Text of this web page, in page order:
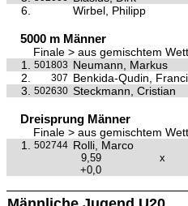
6.
Wirbel, Philipp
5000 m Männer
Finale > aus gemischtem
1.
501803 Neumann, Markus
2.
307 Benkida-Qudin,
3.
502630 Steckmann, Cristian
Dreisprung Männer
Finale > aus gemischtem
1.
502744 Rolli, Marco
9,59 x
+0,0